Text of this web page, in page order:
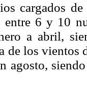
cargados
entre 6 y 10
a abril,
de los vientos
agosto,